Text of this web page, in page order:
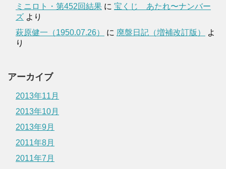
ミニロト・第452回結果 に 宝くじ あたれ〜ナンバー
ズ より
萩原健一（1950.07.26）
に 廃盤日記（増補改訂版）
よ
り
アーカイブ
2013年11月
2013年10月
2013年9月
2011年8月
2011年7月